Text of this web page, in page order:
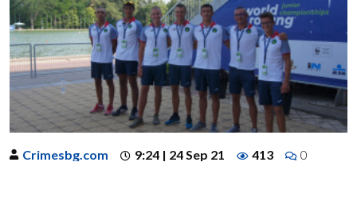
Crimesbg.com 9:24 | 24 Sep 21 413 0